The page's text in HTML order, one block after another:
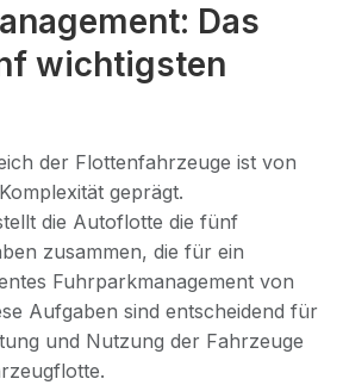
Das
wichtigsten
der Flottenfahrzeuge ist von
geprägt.
die Autoflotte die fünf
zusammen, die für ein
Fuhrparkmanagement von
Aufgaben sind entscheidend für
und Nutzung der Fahrzeuge